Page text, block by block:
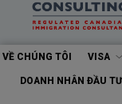
VỀ CHÚNG TÔI VISA
DOANH NHÂN ĐẦU TƯ